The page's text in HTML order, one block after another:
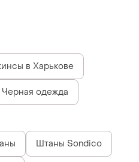
в Харькове
Черная одежда
Штаны Sondico